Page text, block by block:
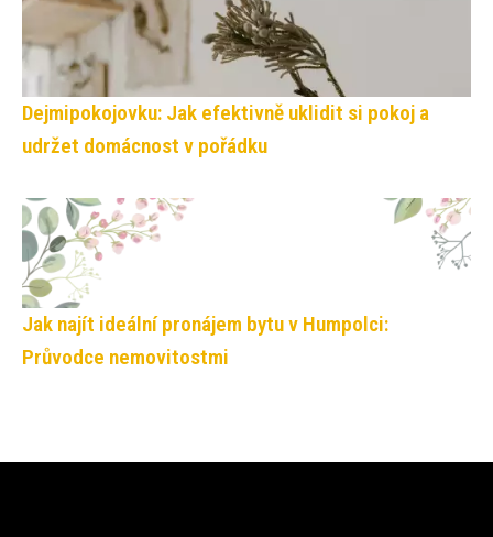
Dejmipokojovku: Jak efektivně uklidit si pokoj a
udržet domácnost v pořádku
Jak najít ideální pronájem bytu v Humpolci:
Průvodce nemovitostmi